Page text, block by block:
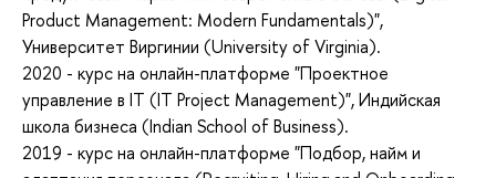
Product Management: Modern Fundamentals)",
Университет Виргинии (University of Virginia).
2020 - курс на онлайн-платформе "Проектное
управление в IT (IT Project Management)", Индийская
школа бизнеса (Indian School of Business).
2019 - курс на онлайн-платформе "Подбор, найм и